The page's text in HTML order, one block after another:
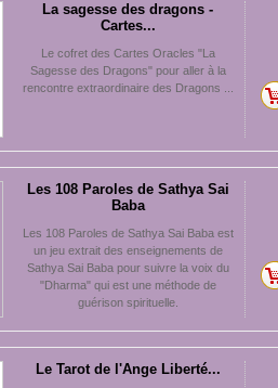
La sagesse des dragons -
Cartes...
Le cofret des Cartes Oracles "La
Sagesse des Dragons" pour aller à la
rencontre extraordinaire des Dragons ...
Les 108 Paroles de Sathya Sai
Baba
Les 108 Paroles de Sathya Sai Baba est
un jeu extrait des enseignements de
Sathya Sai Baba pour suivre la voix du
"Dharma" qui est une méthode de
guérison spirituelle.
Le Tarot de l'Ange Liberté...